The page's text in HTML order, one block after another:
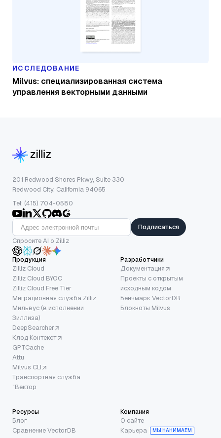
ИССЛЕДОВАНИЕ
Milvus: специализированная система
управления векторными данными
201 Redwood Shores Pkwy, Suite 330
Redwood City, California 94065
Tel: (415) 704-0580
Подписаться
Спросите AI о Zilliz
Продукция
Zilliz Cloud
Zilliz Cloud BYOC
Zilliz Cloud Free Tier
Миграционная служба Zilliz
Мильвус (в исполнении
Зиллиза)
DeepSearcher
Клод Контекст
GPTCache
Attu
Milvus CLI
Транспортная служба
"Вектор
Разработчики
Документация
Проекты с открытым
исходным кодом
Бенчмарк VectorDB
Блокноты Milvus
Ресурсы
Блог
Сравнение VectorDB
Компания
О сайте
Карьера
МЫ НАНИМАЕМ